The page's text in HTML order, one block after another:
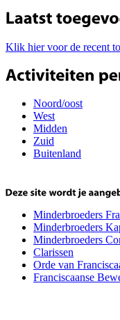
Klik hier voor de recent
Noord/oost
West
Midden
Zuid
Buitenland
Minderbroeders
Minderbroeders
Minderbroeders
Clarissen
Orde van
Franciscaanse